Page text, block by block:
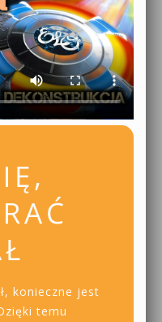
konieczne jest
temu